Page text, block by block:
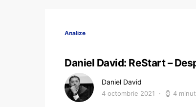
Analize
Daniel David: ReStart –
Daniel David
4 octombrie 2021 4